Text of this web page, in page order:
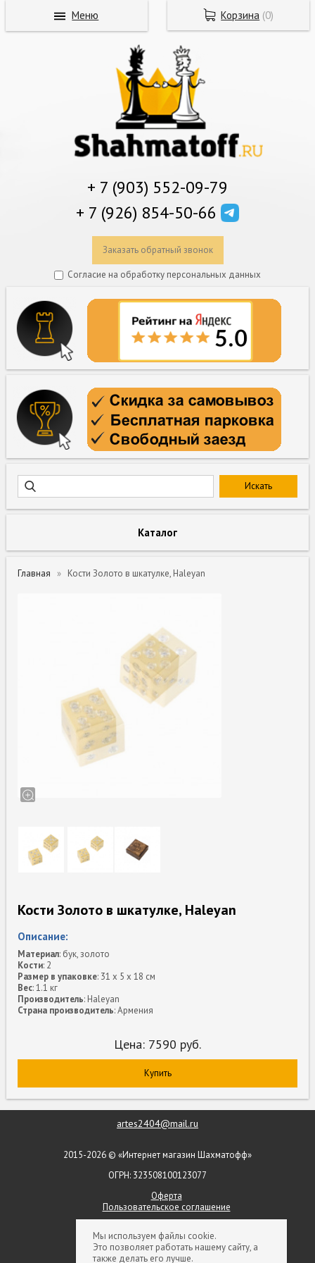
+ 7 (903) 552-09-79
+ 7 (926) 854-50-66
Заказать обратный звонок
Согласие на обработку персональных данных
Каталог
Главная Кости Золото в шкатулке, Haleyan
Кости Золото в шкатулке, Haleyan
Описание:
Материал: бук, золото
Кости: 2
Размер в упаковке: 31 x 5 x 18 см
Вес: 1.1 кг
Производитель: Haleyan
Страна производитель: Армения
Цена: 7590 руб.
Купить
artes2404@mail.ru
2015-2026 © «Интернет магазин Шахматофф»
ОГРН: 323508100123077
Оферта
Пользовательское соглашение
+ 7 (903) 552-09-79
Корзина (0)
Меню
Мы используем файлы cookie.
Это позволяет работать нашему сайту, а
также делать его лучше.